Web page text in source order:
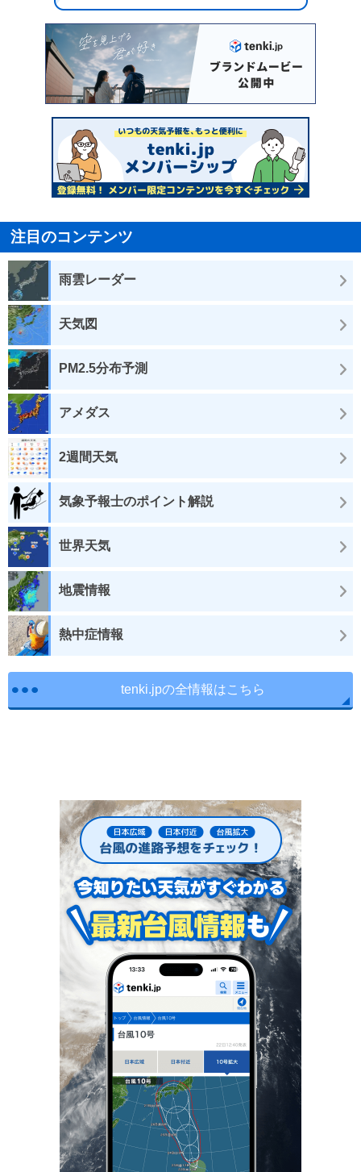
注目のコンテンツ
雨雲レーダー
天気図
PM2.5分布予測
アメダス
2週間天気
気象予報士のポイント解説
世界天気
地震情報
熱中症情報
tenki.jpの全情報はこちら